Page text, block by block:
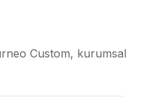
Custom, kurumsal